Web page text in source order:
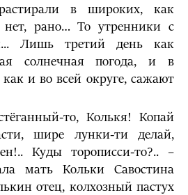
в широких, как
нет, рано… То утренники с
Лишь третий день как
солнечная погода, и в
как и во всей округе, сажают
то, Колькя! Копай
шире лунки-ти делай,
Куды торописси-то?.. –
мать Кольки Савостина
отец, колхозный пастух